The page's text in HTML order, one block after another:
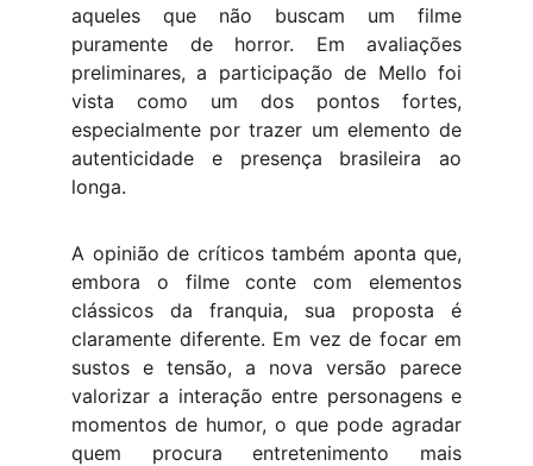
aqueles que não buscam um filme
puramente de horror. Em avaliações
preliminares, a participação de Mello foi
vista como um dos pontos fortes,
especialmente por trazer um elemento de
autenticidade e presença brasileira ao
longa.
A opinião de críticos também aponta que,
embora o filme conte com elementos
clássicos da franquia, sua proposta é
claramente diferente. Em vez de focar em
sustos e tensão, a nova versão parece
valorizar a interação entre personagens e
momentos de humor, o que pode agradar
quem procura entretenimento mais